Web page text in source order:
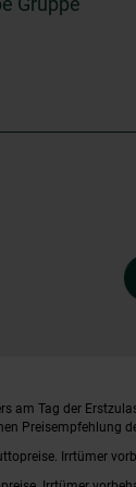
am Tag der
Preisempfehlung
Irrtümer